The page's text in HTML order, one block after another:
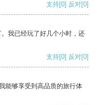
支持[0] 反对[0]
我已经玩了好几个小时，还
支持[0] 反对[0]
能够享受到高品质的旅行体